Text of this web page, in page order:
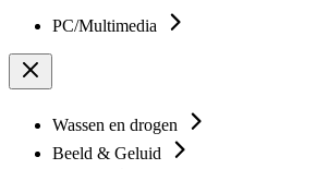
PC/Multimedia
Wassen en drogen
Beeld & Geluid